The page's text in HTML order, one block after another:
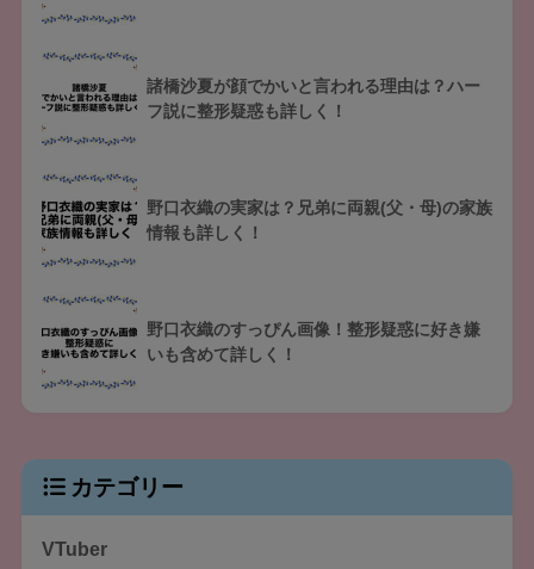
諸橋沙夏が顔でかいと言われる理由は？ハー
フ説に整形疑惑も詳しく！
野口衣織の実家は？兄弟に両親(父・母)の家族
情報も詳しく！
野口衣織のすっぴん画像！整形疑惑に好き嫌
いも含めて詳しく！
カテゴリー
VTuber